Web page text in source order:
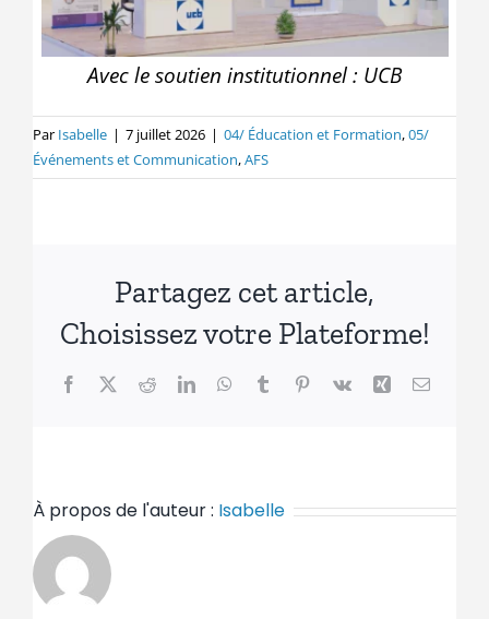
Avec le soutien institutionnel : UCB
Par Isabelle | 7 juillet 2026 | 04/ Éducation et Formation,05/
Événements et Communication,AFS
Partagez cet article,
Choisissez votre Plateforme!
Facebook
X RedditLinkedInWhatsApp
TumblrPinterest
Vk Xing Email
À propos de l'auteur : Isabelle